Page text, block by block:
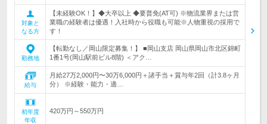
対象と
なる方
【未経験OK！】◆大卒以上 ◆要普免(AT可) ※物流業界または営
業職の経験者は優遇！入社時から役職も可能※人物重視の採用で
す！
勤務地
【転勤なし／岡山限定募集！】 ■岡山支店 岡山県岡山市北区錦町
1番1号(岡山駅前ビル8階) ＜アク…
給与
月給27万2,000円〜30万6,000円＋諸手当＋賞与年2回（計3.8ヶ月
分） ※経験・能力・適…
初年度
年収
420万円～550万円